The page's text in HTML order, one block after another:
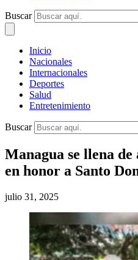
Buscar
Inicio
Nacionales
Internacionales
Deportes
Salud
Entretenimiento
Buscar
Managua se llena
en honor a Santo
julio 31, 2025